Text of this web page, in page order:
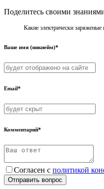
Поделитесь своими
Какие электрически
Ваше имя (никнейм)*
Email*
Комментарий*
Согласен с политикой
Отправить вопрос